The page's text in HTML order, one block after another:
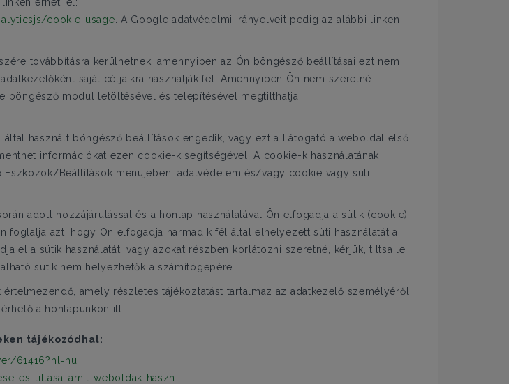
cookie-usage . A Google adatvédelmi irányelveit pedig az alábbi linken
továbbításra kerülhetnek, amennyiben az Ön böngésző beállításai ezt nem
saját céljaikra használják fel. Amennyiben Ön nem szeretné
böngésző modul letöltésével és telepítésével megtilthatja
használt böngésző beállítások engedik, vagy ezt a Látogató a weboldal első
információkat ezen cookie-k segítségével. A cookie-k használatának
Beállítások menüjében, adatvédelem és/vagy cookie vagy süti
adott hozzájárulással és a honlap használatával Ön elfogadja a sütik (cookie)
foglalja azt, hogy Ön elfogadja harmadik fél által elhelyezett süti használatát a
el a sütik használatát, vagy azokat részben korlátozni szeretné, kérjük, tiltsa le
sütik nem helyezhetők a számítógépére.
amely részletes tájékoztatást tartalmaz az adatkezelő személyéről
a honlapunkon itt.
tájékozódhat:
61416?hl=hu
es-tiltasa-amit-weboldak-haszn